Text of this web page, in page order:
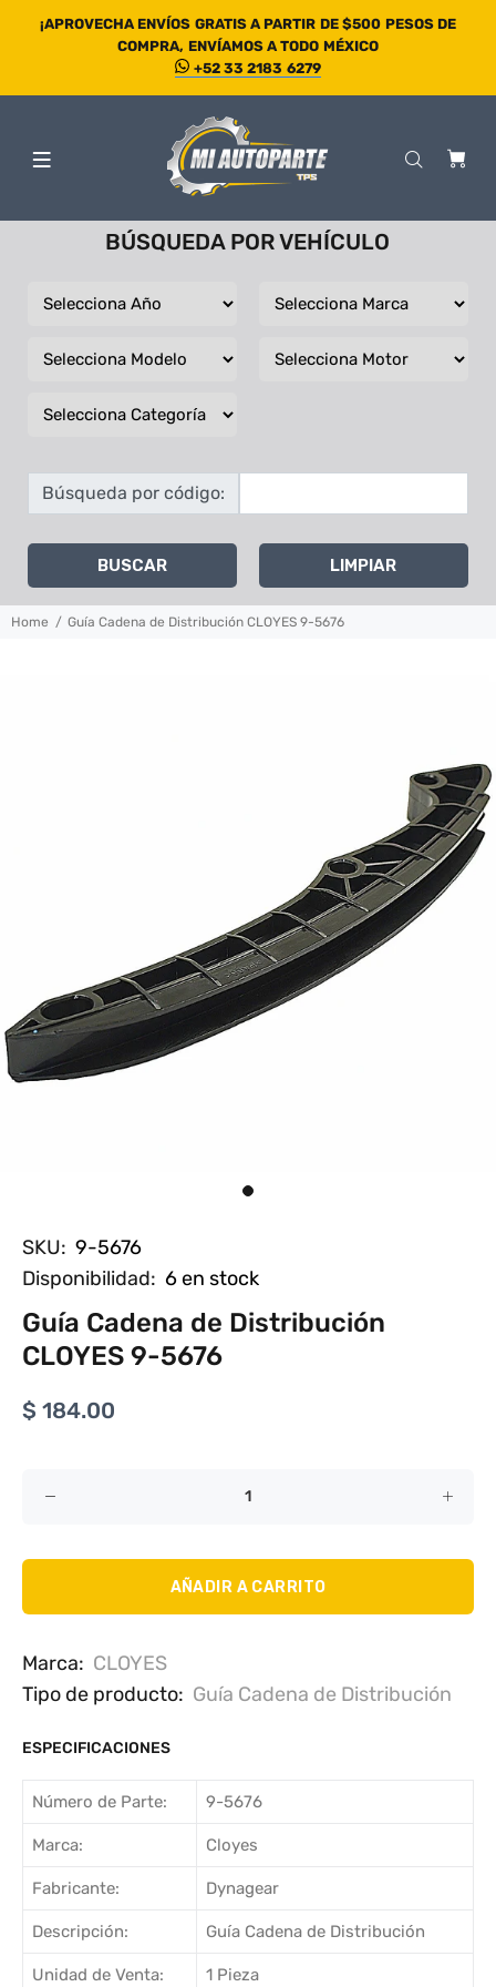
¡APROVECHA ENVÍOS GRATIS A PARTIR DE $500 PESOS DE
COMPRA, ENVÍAMOS A TODO MÉXICO
+52 33 2183 6279
BÚSQUEDA POR VEHÍCULO
Búsqueda por código:
BUSCAR LIMPIAR
Home Guía Cadena de Distribución CLOYES 9-5676
SKU: 9-5676
Disponibilidad: 6en stock
Guía Cadena de Distribución
CLOYES 9-5676
$ 184.00
AÑADIR A CARRITO
Marca: CLOYES
Tipo de producto: Guía Cadena de Distribución
ESPECIFICACIONES
Número de Parte: 9-5676
Marca: Cloyes
Fabricante: Dynagear
Descripción: Guía Cadena de Distribución
Unidad de Venta: 1 Pieza